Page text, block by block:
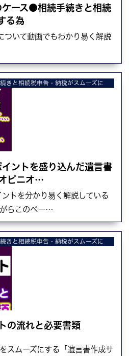
ース●相続手続きと相続
る為
ついて動画でもわかり易く解説
きと相続税申告・納税がスムーズに
ントを盛り込んだ遺言書
ピニオ…
トを分かり易く解説している
らこのペー…
きと相続税申告・納税がスムーズに
の流れと必要書類
スムーズにする「遺言書作成サ